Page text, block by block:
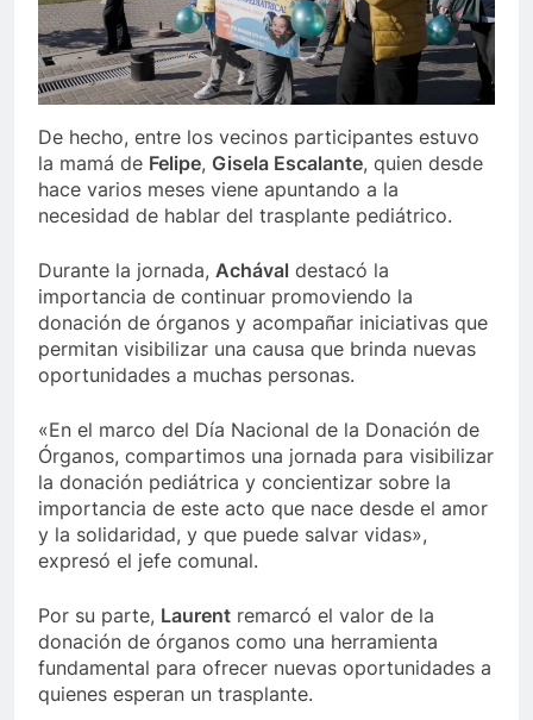
De hecho, entre los vecinos participantes estuvo
la mamá de Felipe, Gisela Escalante, quien desde
hace varios meses viene apuntando a la
necesidad de hablar del trasplante pediátrico.
Durante la jornada, Achával destacó la
importancia de continuar promoviendo la
donación de órganos y acompañar iniciativas que
permitan visibilizar una causa que brinda nuevas
oportunidades a muchas personas.
«En el marco del Día Nacional de la Donación de
Órganos, compartimos una jornada para visibilizar
la donación pediátrica y concientizar sobre la
importancia de este acto que nace desde el amor
y la solidaridad, y que puede salvar vidas»,
expresó el jefe comunal.
Por su parte, Laurent remarcó el valor de la
donación de órganos como una herramienta
fundamental para ofrecer nuevas oportunidades a
quienes esperan un trasplante.